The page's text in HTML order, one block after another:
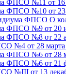
ФПСО №11 от 16
ФПСО №10 от 23
ФПСО О
ФПСО №9 от 20
ФПСО №8 от 22
№4 от 28 марта
ФПСО №6 от 28
ФПСО №6 от 21
№III от 13